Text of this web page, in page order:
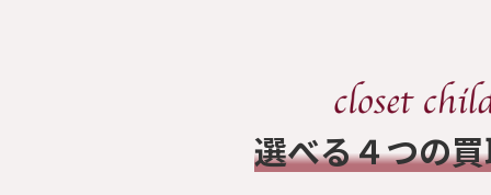
選べる４つの